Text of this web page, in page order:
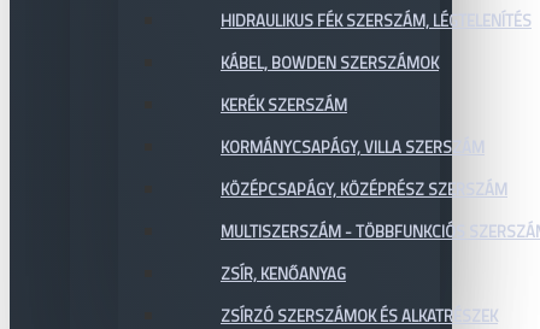
HIDRAULIKUS FÉK SZERSZÁM, LÉGTELENÍTÉS
KÁBEL, BOWDEN SZERSZÁMOK
KERÉK SZERSZÁM
KORMÁNYCSAPÁGY, VILLA SZERSZÁM
KÖZÉPCSAPÁGY, KÖZÉPRÉSZ SZERSZÁM
MULTISZERSZÁM - TÖBBFUNKCIÓS
ZSÍR, KENŐANYAG
ZSÍRZÓ SZERSZÁMOK ÉS ALKATRÉSZEK